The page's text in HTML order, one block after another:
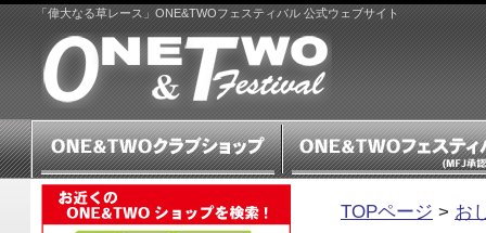
「偉大なる草レース」ONE&TWOフェスティバル 公式ウェブサイト
TOPページ > お